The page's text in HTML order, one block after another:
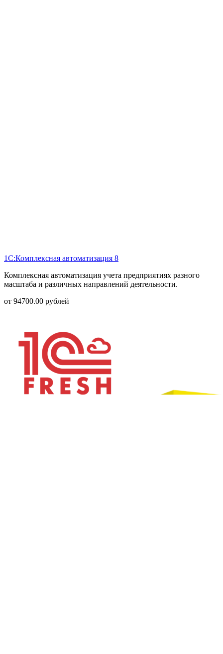
1С:Комплексная автоматизация 8
Комплексная автоматизация учета предприятиях разного
масштаба и различных направлений деятельности.
от 94700.00 рублей